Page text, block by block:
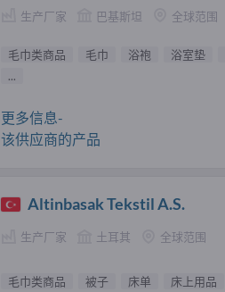
生产厂家 巴基斯坦 全球范围
毛巾类商品 毛巾 浴袍 浴室垫
...
更多信息-
该供应商的产品
Altinbasak Tekstil A.S.
生产厂家 土耳其 全球范围
毛巾类商品 被子 床单 床上用品